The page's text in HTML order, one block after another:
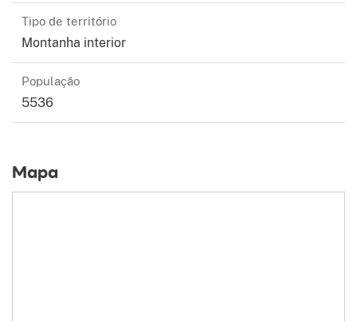
Tipo de território
Montanha interior
População
5536
Mapa